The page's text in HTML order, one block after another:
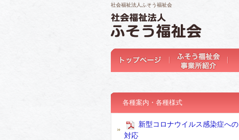
社会福祉法人ふそう福祉会
各種案内・各種様式
新型コロナウイルス感染症への
対応